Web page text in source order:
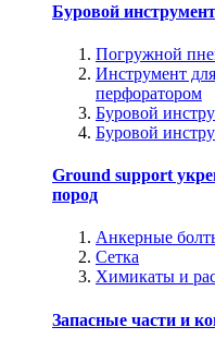
Буровой инструмент
Погружной
Инструмент
перфоратором
Буровой
Буровой
Ground support
пород
Анкерные
Сетка
Химикаты и
Запасные части и